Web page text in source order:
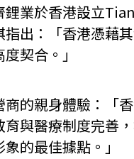
鋰業於香港設立
出：「香港憑藉
契合。」
的親身體驗：「
與醫療制度完善
的最佳據點。」